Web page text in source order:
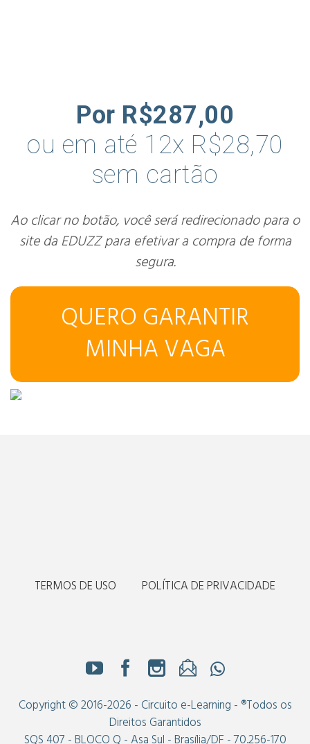
Por R$287,00
ou em até 12x R$28,70
sem cartão
Ao clicar no botão, você será redirecionado para o
site da EDUZZ para efetivar a compra de forma
segura.
QUERO GARANTIR
MINHA VAGA
TERMOS DE USO POLÍTICA DE PRIVACIDADE
Copyright © 2016-2026 - Circuito e-Learning - ®Todos os
Direitos Garantidos
SQS 407 - BLOCO Q - Asa Sul - Brasília/DF - 70.256-170